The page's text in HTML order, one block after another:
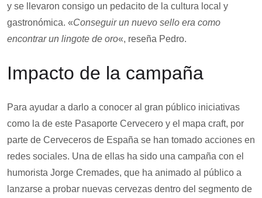
y se llevaron consigo un pedacito de la cultura local y
gastronómica. «Conseguir un nuevo sello era como
encontrar un lingote de oro«, reseña Pedro.
Impacto de la campaña
Para ayudar a darlo a conocer al gran público iniciativas
como la de este Pasaporte Cervecero y el mapa craft, por
parte de Cerveceros de España se han tomado acciones en
redes sociales. Una de ellas ha sido una campaña con el
humorista Jorge Cremades, que ha animado al público a
lanzarse a probar nuevas cervezas dentro del segmento de